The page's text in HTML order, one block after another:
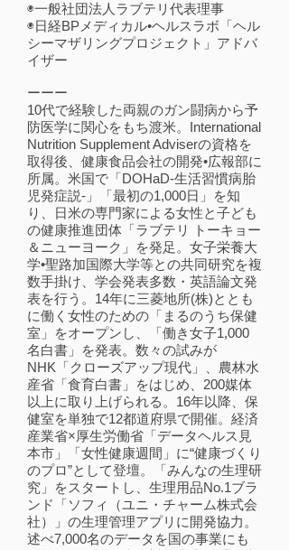
◉一般社団法人ラブテリ代表理事
◉日経BPメディカル•ヘルスラボ「ヘル
シーマザリングプロジェクト」アドバ
イザー
ーーー
10代で経験した両親のガン闘病から予
防医学に関心をもち渡米。International
Nutrition Supplement Adviserの資格を
取得後、健康食品会社の開発•広報部に
所属。米国で「DOHaD-生活習慣病胎
児発症説-」「最初の1,000日」を知
り、日米の専門家による女性と子ども
の健康推進団体「ラブテリ トーキョー
＆ニューヨーク」を発足。女子栄養大
学•聖路加国際大学等との共同研究を複
数手掛け、学会発表多数・英語論文発
表を行う。14年に三菱地所(株)ととも
に働く女性のための「まるのうち保健
室」をオープンし、「働き女子1,000
名白書」を発表。数々の試みが
NHK「クローズアップ現代」、農林水
産省「食育白書」をはじめ、200媒体
以上に取り上げられる。16年以降、保
健室を単独で12都道府県で開催。経済
産業省×厚生労働省「データヘルス見
本市」「女性健康週間」に“健康づくり
のプロ”として登壇。「みんなの生理研
究」をスタートし、生理用品No.1ブラ
ンド「ソフィ（ユニ・チャーム株式会
社）」の生理管理アプリに開発協力。
述べ7,000名のデータを国の事業にも